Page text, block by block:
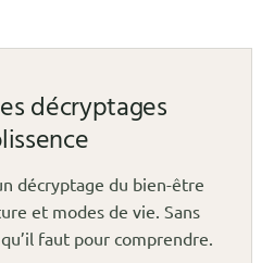
décryptages
décryptage du bien-être
et modes de vie. Sans
faut pour comprendre.